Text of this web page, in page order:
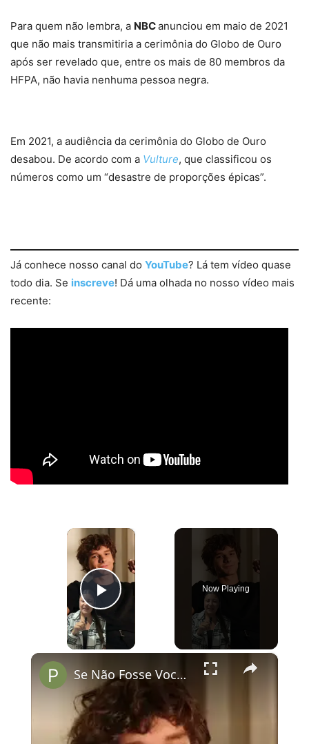
Para quem não lembra, a NBCanunciou em maio de 2021
que não mais transmitiria a cerimônia do Globo de Ouro
após ser revelado que, entre os mais de 80 membros da
HFPA, não havia nenhuma pessoa negra.
Em 2021, a audiência da cerimônia do Globo de Ouro
desabou. De acordo com a Vulture, que classificou os
números como um “desastre de proporções épicas”.
Já conhece nosso canal do YouTube? Lá tem vídeo quase
todo dia. Se inscreve! Dá uma olhada no nosso vídeo mais
recente:
×
Play Video
Now Playing
×
Se Não Fosse Você já está em cartaz nos cinemas!